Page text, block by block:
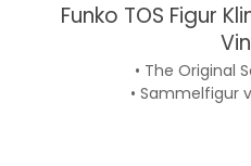
Funko TOS Figur
• The Original
• Sammelfigur